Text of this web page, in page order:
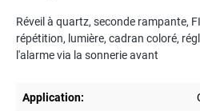
Réveil à quartz, seconde rampante,
répétition, lumière, cadran coloré,
l'alarme via la sonnerie avant
Application: